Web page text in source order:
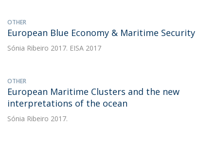
OTHER
European Blue Economy & Maritime Security
Sónia Ribeiro 2017. EISA 2017
OTHER
European Maritime Clusters and the new
interpretations of the ocean
Sónia Ribeiro 2017.